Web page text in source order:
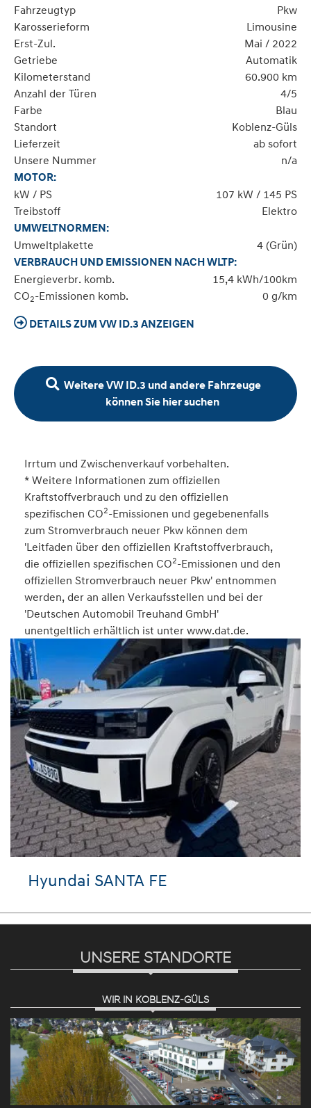
Fahrzeugtyp
Pkw
Karosserieform
Limousine
Erst-Zul.
Mai / 2022
Getriebe
Automatik
Kilometerstand
60.900 km
Anzahl der Türen
4/5
Farbe
Blau
Standort
Koblenz-Güls
Lieferzeit
ab sofort
Unsere Nummer
n/a
MOTOR:
kW / PS
107 kW / 145 PS
Treibstoff
Elektro
UMWELTNORMEN:
Umweltplakette
4 (Grün)
VERBRAUCH UND EMISSIONEN NACH WLTP:
Energieverbr. komb.
15,4 kWh/100km
CO2-Emissionen komb. 0 g/km
DETAILS ZUM VW ID.3 ANZEIGEN
Weitere VW ID.3 und andere Fahrzeuge
können Sie hier suchen
Irrtum und Zwischenverkauf vorbehalten.
* Weitere Informationen zum offiziellen
Kraftstoffverbrauch und zu den offiziellen
spezifischen CO2-Emissionen und gegebenenfalls
zum Stromverbrauch neuer Pkw können dem
'Leitfaden über den offiziellen Kraftstoffverbrauch,
die offiziellen spezifischen CO2-Emissionen und den
offiziellen Stromverbrauch neuer Pkw' entnommen
werden, der an allen Verkaufsstellen und bei der
'Deutschen Automobil Treuhand GmbH'
unentgeltlich erhältlich ist unter www.dat.de.
VW T-Roc
UNSERE STANDORTE
WIR IN KOBLENZ-GÜLS